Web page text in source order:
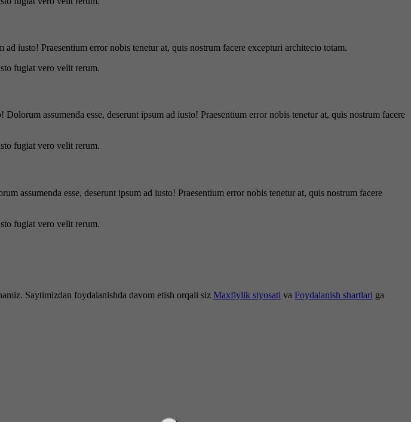
iusto! Praesentium error nobis tenetur at, quis nostrum facere excepturi architecto totam.
fugiat vero velit rerum.
assumenda esse, deserunt ipsum ad iusto! Praesentium error nobis tenetur at, quis nostrum facere
fugiat vero velit rerum.
assumenda esse, deserunt ipsum ad iusto! Praesentium error nobis tenetur at, quis nostrum facere
fugiat vero velit rerum.
Saytimizdan foydalanishda davom etish orqali siz Maxfiylik siyosati va Foydalanish shartlari ga